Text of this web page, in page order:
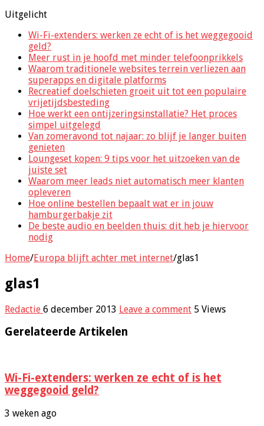
Uitgelicht
Wi-Fi-extenders: werken ze echt of is het weggegooid
geld?
Meer rust in je hoofd met minder telefoonprikkels
Waarom traditionele websites terrein verliezen aan
superapps en digitale platforms
Recreatief doelschieten groeit uit tot een populaire
vrijetijdsbesteding
Hoe werkt een ontijzeringsinstallatie? Het proces
simpel uitgelegd
Van zomeravond tot najaar: zo blijf je langer buiten
genieten
Loungeset kopen: 9 tips voor het uitzoeken van de
juiste set
Waarom meer leads niet automatisch meer klanten
opleveren
Hoe online bestellen bepaalt wat er in jouw
hamburgerbakje zit
De beste audio en beelden thuis: dit heb je hiervoor
nodig
Home/Europa blijft achter met internet/glas1
glas1
Redactie 6 december 2013 Leave a comment 5 Views
Gerelateerde Artikelen
Wi-Fi-extenders: werken ze echt of is het
weggegooid geld?
3 weken ago